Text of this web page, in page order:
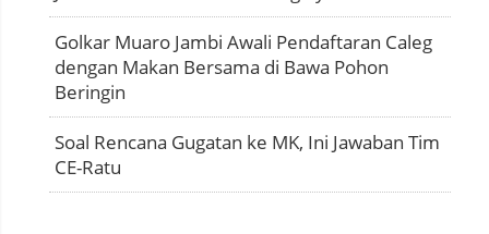
Golkar Muaro Jambi Awali Pendaftaran Caleg
dengan Makan Bersama di Bawa Pohon
Beringin
Soal Rencana Gugatan ke MK, Ini Jawaban Tim
CE-Ratu